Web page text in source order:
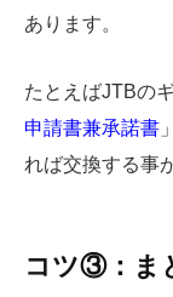
あります。
たとえばJTBの
申請書兼承諾書
れば交換する事
コツ③：ま